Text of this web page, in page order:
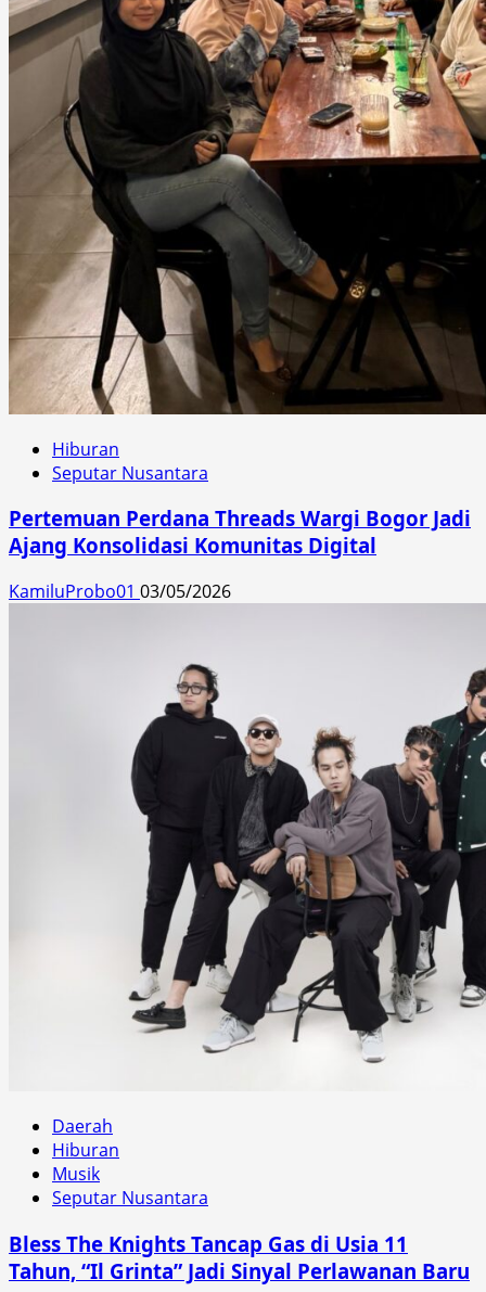
Hiburan
Seputar Nusantara
Pertemuan Perdana Threads Wargi Bogor Jadi
Ajang Konsolidasi Komunitas Digital
KamiluProbo01 03/05/2026
Daerah
Hiburan
Musik
Seputar Nusantara
Bless The Knights Tancap Gas di Usia 11
Tahun, “Il Grinta” Jadi Sinyal Perlawanan Baru